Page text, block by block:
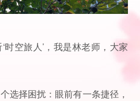
空旅人’，我是林老师，大家
选择困扰：眼前有一条捷径，